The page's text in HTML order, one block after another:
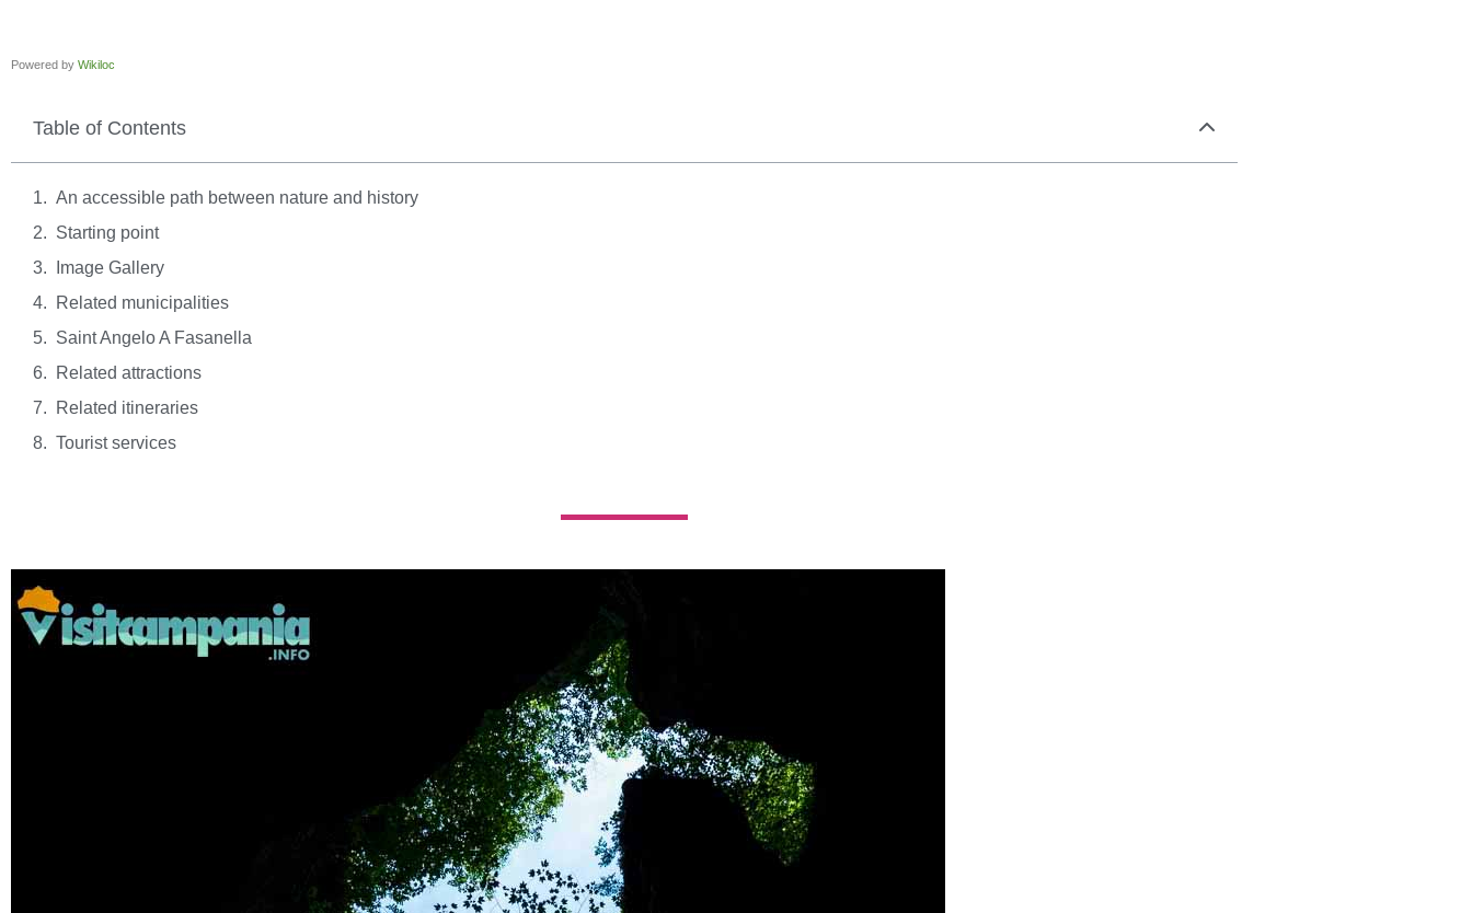
Powered by Wikiloc
Table of Contents
An accessible path between nature and history
Starting point
Image Gallery
Related municipalities
Saint Angelo A Fasanella
Related attractions
Related itineraries
Tourist services